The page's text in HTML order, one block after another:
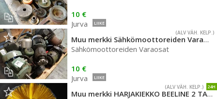
10 €
Jurva
LIIKE
(ALV VÄH. KELP.)
Muu merkki Sähkömoottoreiden Varaosat
Sähkömoottoreiden Varaosat
10 €
Jurva
LIIKE
24H
(ALV VÄH. KELP.)
Muu merkki HARJAKIEKKO BEELINE 2 TAPPI 6 38540MM GF GORDINI